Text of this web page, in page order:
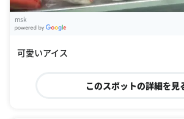
msk
可愛いアイス
このスポットの詳細を見